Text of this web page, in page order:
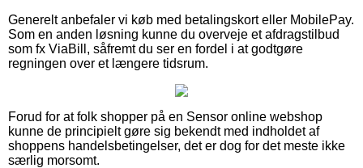
Generelt anbefaler vi køb med betalingskort eller MobilePay.
Som en anden løsning kunne du overveje et afdragstilbud
som fx ViaBill, såfremt du ser en fordel i at godtgøre
regningen over et længere tidsrum.
Forud for at folk shopper på en Sensor online webshop
kunne de principielt gøre sig bekendt med indholdet af
shoppens handelsbetingelser, det er dog for det meste ikke
særlig morsomt.